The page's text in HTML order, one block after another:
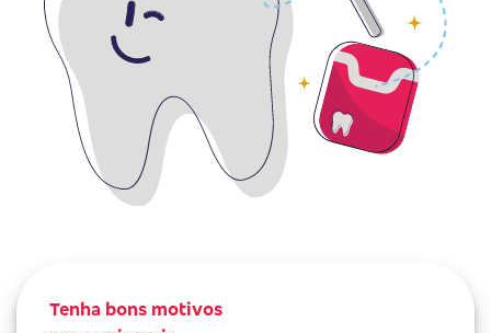
Tenha bons motivos